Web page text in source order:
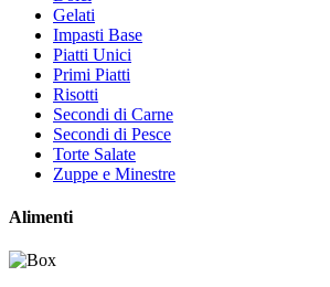
Gelati
Impasti Base
Piatti Unici
Primi Piatti
Risotti
Secondi di Carne
Secondi di Pesce
Torte Salate
Zuppe e Minestre
Alimenti